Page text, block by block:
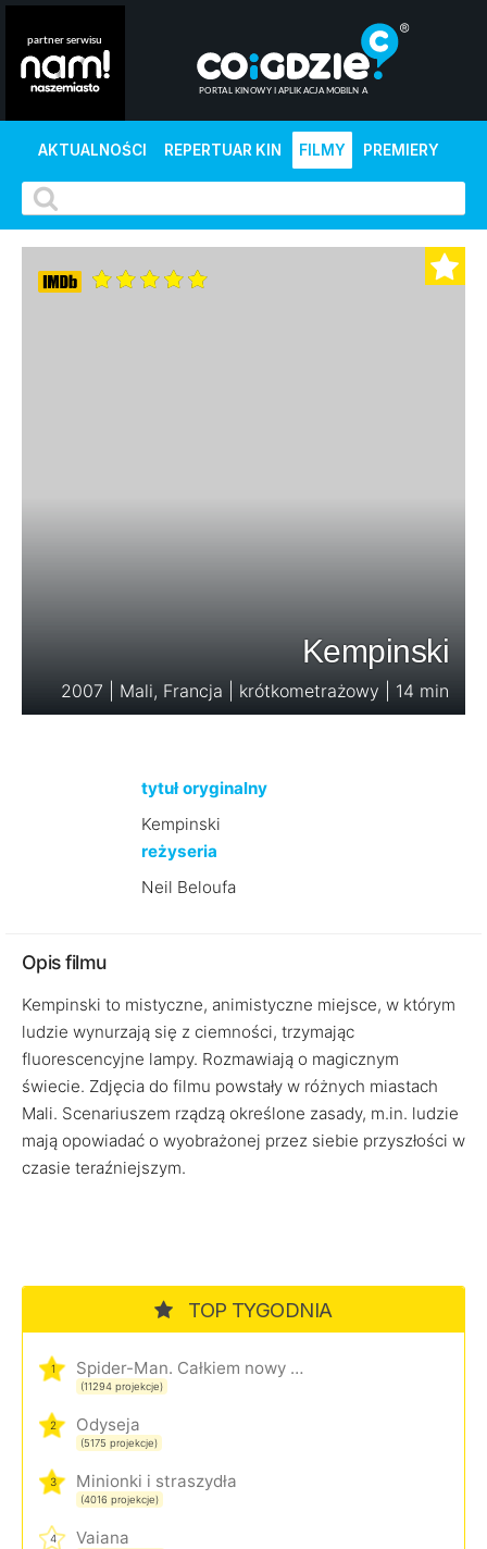
AKTUALNOŚCI REPERTUAR KIN FILMY PREMIERY
Kempinski
2007 | Mali, Francja | krótkometrażowy | 14 min
tytuł oryginalny
Kempinski
reżyseria
Neil Beloufa
Opis filmu
Kempinski to mistyczne, animistyczne miejsce, w którym
ludzie wynurzają się z ciemności, trzymając
fluorescencyjne lampy. Rozmawiają o magicznym
świecie. Zdjęcia do filmu powstały w różnych miastach
Mali. Scenariuszem rządzą określone zasady, m.in. ludzie
mają opowiadać o wyobrażonej przez siebie przyszłości w
czasie teraźniejszym.
TOP TYGODNIA
1 Spider-Man. Całkiem nowy dzień
(11294 projekcje)
2 Odyseja
(5175 projekcje)
3 Minionki i straszydła
(4016 projekcje)
4 Vaiana